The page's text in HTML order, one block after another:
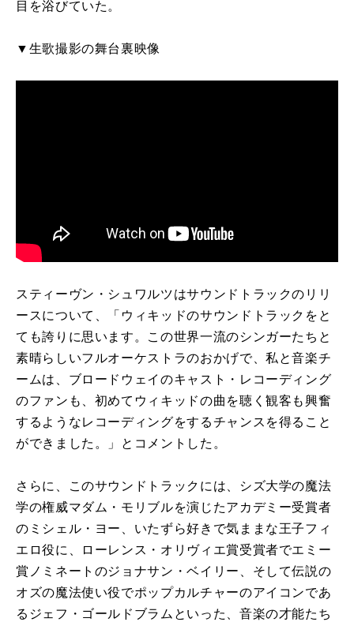
目を浴びていた。
▼生歌撮影の舞台裏映像
スティーヴン・シュワルツはサウンドトラックのリリ
ースについて、「ウィキッドのサウンドトラックをと
ても誇りに思います。この世界一流のシンガーたちと
素晴らしいフルオーケストラのおかげで、私と音楽チ
ームは、ブロードウェイのキャスト・レコーディング
のファンも、初めてウィキッドの曲を聴く観客も興奮
するようなレコーディングをするチャンスを得ること
ができました。」とコメントした。
さらに、このサウンドトラックには、シズ大学の魔法
学の権威マダム・モリブルを演じたアカデミー受賞者
のミシェル・ヨー、いたずら好きで気ままな王子フィ
エロ役に、ローレンス・オリヴィエ賞受賞者でエミー
賞ノミネートのジョナサン・ベイリー、そして伝説の
オズの魔法使い役でポップカルチャーのアイコンであ
るジェフ・ゴールドブラムといった、音楽の才能たち